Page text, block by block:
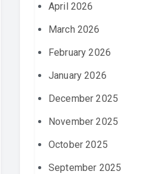
April 2026
March 2026
February 2026
January 2026
December 2025
November 2025
October 2025
September 2025